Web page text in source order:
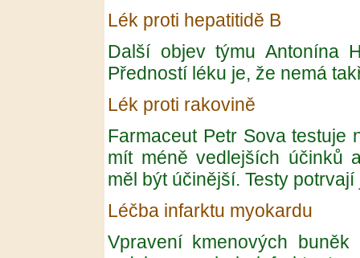
Lék proti hepatitidě B
Další objev týmu Antonína
Předností léku je, že nemá
Lék proti rakovině
Farmaceut Petr Sova testuje
mít méně vedlejších účinků
měl být účinější. Testy
Léčba infarktu myokardu
Vpravení kmenových